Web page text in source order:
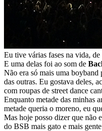
Eu tive várias fases na vida,
E uma delas foi ao som de
Não era só mais uma boyband
das outras. Eu gostava deles,
com roupas de street dance
Enquanto metade das minhas
metade queria o moreno, eu
Mas hoje posso dizer que não
do BSB mais gato e mais